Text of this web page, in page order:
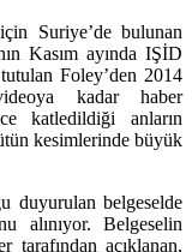
Suriye’de bulunan
Kasım ayında IŞİD
Foley’den 2014
kadar haber
katledildiği anların
kesimlerinde büyük
duyurulan belgeselde
alınıyor. Belgeselin
tarafından açıklanan,